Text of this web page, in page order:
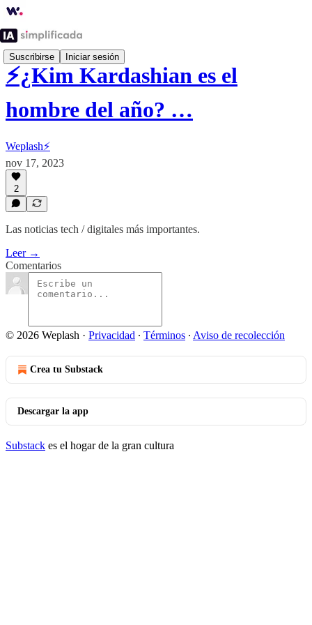
Suscribirse Iniciar sesión
⚡¿Kim Kardashian es el
hombre del año? …
Weplash⚡️
nov 17, 2023
2
Las noticias tech / digitales más importantes.
Leer →
Comentarios
© 2026 Weplash · Privacidad ∙ Términos ∙ Aviso de recolección
Crea tu Substack
Descargar la app
Substack es el hogar de la gran cultura